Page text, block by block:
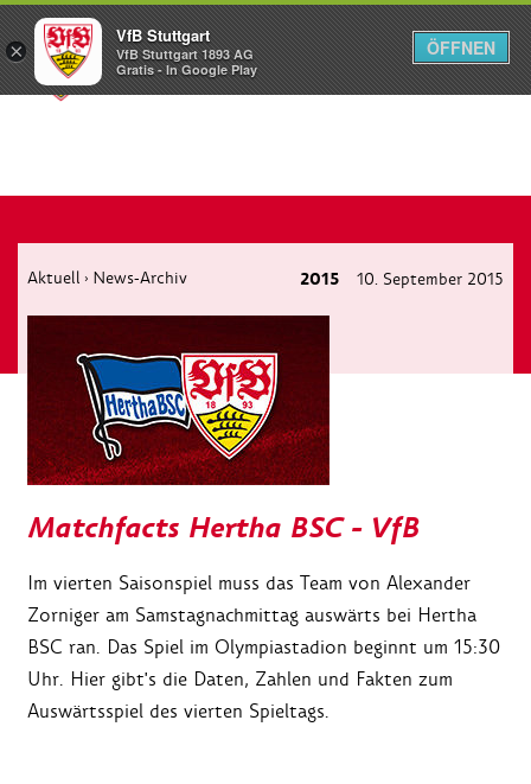
Menü
Aktuell › News-Archiv 2015 10. September 2015
Matchfacts Hertha BSC - VfB
Im vierten Saisonspiel muss das Team von Alexander
Zorniger am Samstagnachmittag auswärts bei Hertha
BSC ran. Das Spiel im Olympiastadion beginnt um 15:30
Uhr. Hier gibt's die Daten, Zahlen und Fakten zum
Auswärtsspiel des vierten Spieltags.
×
VfB Stuttgart
VfB Stuttgart 1893 AG
Gratis - In Google Play
ÖFFNEN